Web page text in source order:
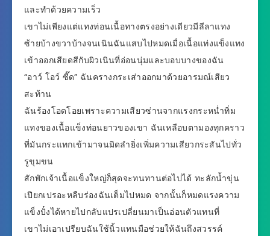
และทำด้วยความเร็ว
เขาไม่เพียงแต่แทงท่อนเนื้อทางตรงอย่างเดียวมีลีลาแทง
ซ้ายบ้างขวาบ้างจนเนินฉันแสบไปหมดเมื่อเนื้อแท่งแข็งแทง
เข้าออกเสียดสีกับผิวเนินที่อ่อนนุ่มและบอบบางของฉัน
“อาว์ โอว์ ซี๊ด” ฉันครางกระเส่าออกมาด้วยอารมณ์เสียว
สะท้าน
ฉันร้องโอดโอยเพราะความเสียวซ่านจากแรงกระหน่ำทิ่ม
แทงของเนื้อแข็งท่อนยาวของเขา ฉันเหลือบตามองทุกคราว
ที่มันกระแทกเข้ามาจนมิดลำยิ่งเพิ่มความเสียวกระสันไปทั่ว
รูขุมขน
สักพักเจ้าเนื้อแข็งใหญ่ก็สุดจะทนทานต่อไปได้ ทะลักน้ำขุ่น
เปียกเปรอะหลืบร่องฉันเต็มไปหมด จากนั้นก็หมดแรงความ
แข็งปั๋งได้หายไปกลับแปรเปลี่ยนมาเป็นอ่อนตัวแทนที่
เขาไม่เอาเปรียบฉันใช้นิ้วแทนมือช่วยให้ฉันถึงสวรรค์